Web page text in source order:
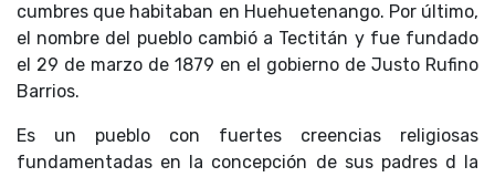
cumbres que habitaban en Huehuetenango. Por último,
el nombre del pueblo cambió a Tectitán y fue fundado
el 29 de marzo de 1879 en el gobierno de Justo Rufino
Barrios.
Es un pueblo con fuertes creencias religiosas
fundamentadas en la concepción de sus padres d la